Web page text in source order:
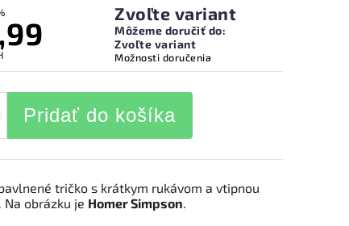
Zvoľte variant
Môžeme doručiť do:
Zvoľte variant
Možnosti doručenia
Pridať do košíka
tričko s krátkym rukávom a vtipnou
Na obrázku je Homer Simpson.